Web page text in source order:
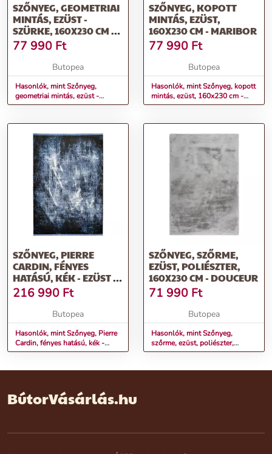
SZŐNYEG, GEOMETRIAI
MINTÁS, EZÜST -
SZÜRKE, 160X230 CM -
RONDOUNET
77 990 Ft
Butopea
Hasonlók, mint Szőnyeg,
geometriai mintás, ezüst -
szürke, 160x230 cm -
SZŐNYEG, KOPOTT
MINTÁS, EZÜST,
160X230 CM - MARIBOR
77 990 Ft
Butopea
Hasonlók, mint Szőnyeg, kopott
mintás, ezüst, 160x230 cm -
MARIBOR
SZŐNYEG, PIERRE
CARDIN, FÉNYES
HATÁSÚ, KÉK - EZÜST -
FEKETE, LYOCELL -
VISZKÓZ - AKRILL,
160X230 CM - UNIVERS
216 990 Ft
Butopea
Hasonlók, mint Szőnyeg, Pierre
Cardin, fényes hatású, kék -
ezüst - fekete, lyocell - viszkóz -
SZŐNYEG, SZŐRME,
EZÜST, POLIÉSZTER,
160X230 CM - DOUCEUR
71 990 Ft
Butopea
Hasonlók, mint Szőnyeg,
szőrme, ezüst, poliészter,
160x230 cm - DOUCEUR
BútorVásárlás.hu